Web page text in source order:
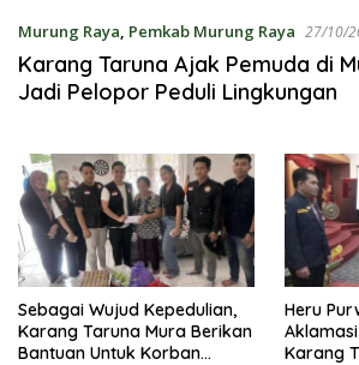
Murung Raya, Pemkab Murung Raya 27/10/
Karang Taruna Ajak Pemuda di
Jadi Pelopor Peduli Lingkungan
Sebagai Wujud Kepedulian,
Karang Taruna Mura Berikan
Bantuan Untuk Korban
Heru
Karang